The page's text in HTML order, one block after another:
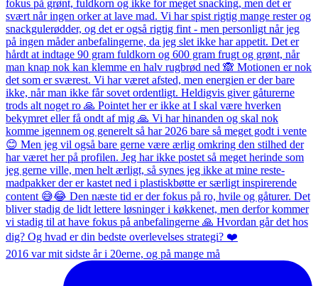
2016 var mit sidste år i 20erne, og på mange må